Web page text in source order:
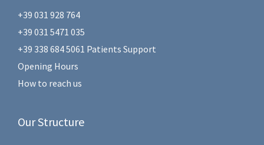
+39 031 928 764
+39 031 5471 035
+39 338 684 5061 Patients Support
Opening Hours
How to reach us
Our Structure